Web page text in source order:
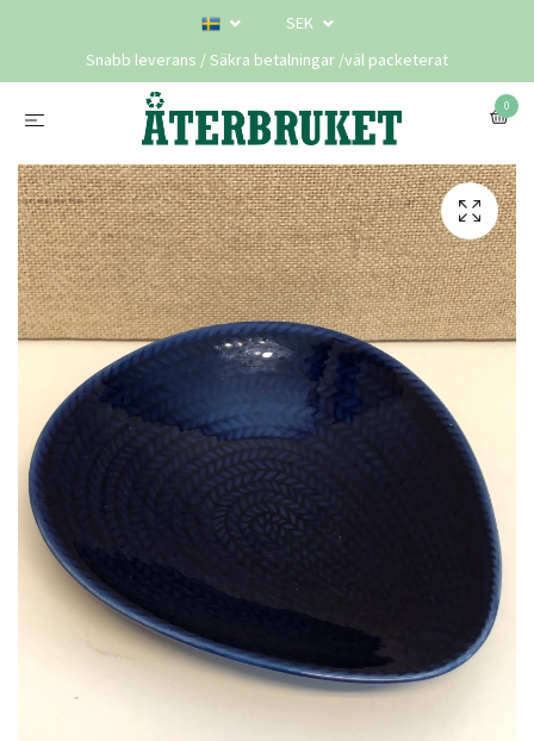
SEK
Snabb leverans / Säkra betalningar /väl packeterat
0